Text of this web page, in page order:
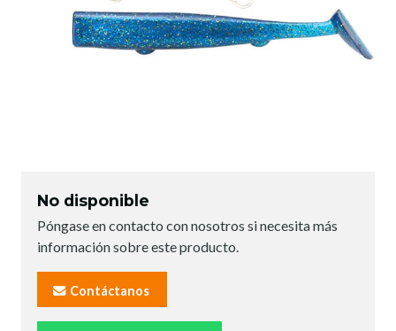
No disponible
Póngase en contacto con nosotros si necesita más
información sobre este producto.
Contáctanos